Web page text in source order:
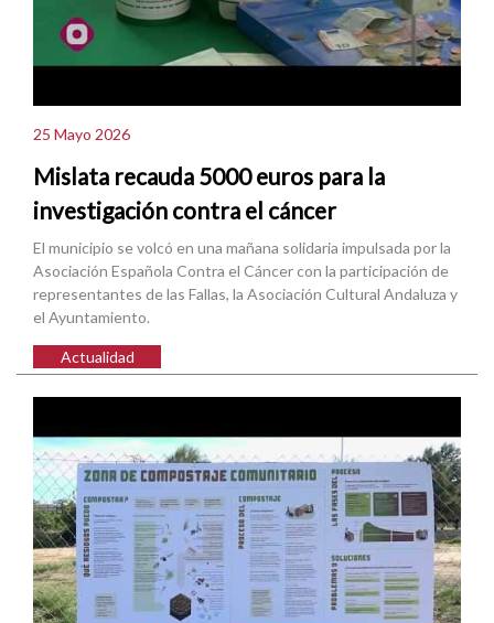
25 Mayo 2026
Mislata recauda 5000 euros para la
investigación contra el cáncer
El municipio se volcó en una mañana solidaria impulsada por la
Asociación Española Contra el Cáncer con la participación de
representantes de las Fallas, la Asociación Cultural Andaluza y
el Ayuntamiento.
Actualidad